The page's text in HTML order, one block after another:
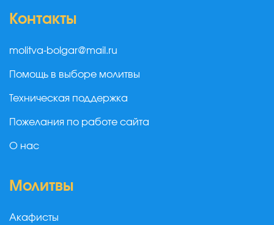
Контакты
molitva-bolgar@mail.ru
Помощь в выборе молитвы
Техническая поддержка
Пожелания по работе сайта
О нас
Молитвы
Акафисты